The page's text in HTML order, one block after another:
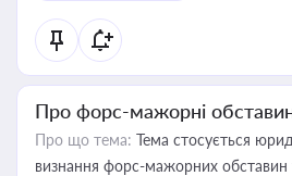
Про форс-мажорні
Про що тема: Тема стосується
визнання форс-мажорних обставин